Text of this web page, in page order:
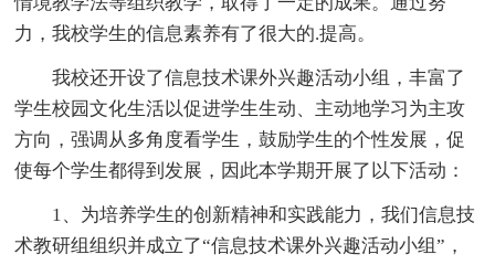
力，我校学生的信息素养有了很大的.提高。
我校还开设了信息技术课外兴趣活动小组，丰富了
学生校园文化生活以促进学生生动、主动地学习为主攻
方向，强调从多角度看学生，鼓励学生的个性发展，促
使每个学生都得到发展，因此本学期开展了以下活动：
1、为培养学生的创新精神和实践能力，我们信息技
术教研组组织并成立了“信息技术课外兴趣活动小组”，